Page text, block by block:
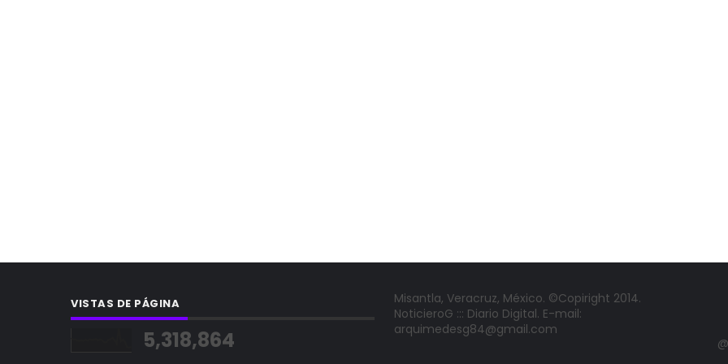
VISTAS DE PÁGINA
5,318,864
Misantla, Veracruz, México. ©Copiright 2014.
NoticieroG ::: Diario Digital. E-mail:
arquimedesg84@gmail.com